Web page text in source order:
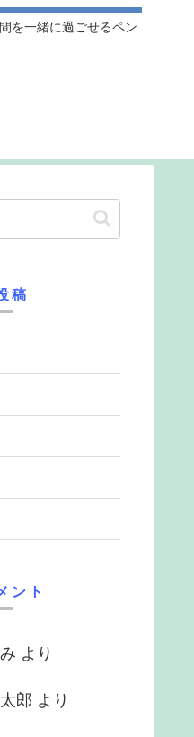
を一緒に過ごせるペン
稿
ント
より
郎 より